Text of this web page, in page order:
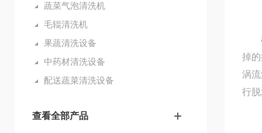
蔬菜气泡清洗机
毛辊清洗机
果蔬清洗设备
中药材清洗设备
配送蔬菜清洗设备
查看全部产品
根
掉
涡
行